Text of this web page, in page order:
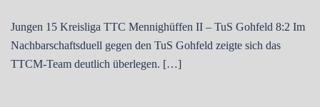
Jungen 15 Kreisliga TTC Mennighüffen II – TuS Gohfeld 8:2 Im
Nachbarschaftsduell gegen den TuS Gohfeld zeigte sich das
TTCM-Team deutlich überlegen. […]